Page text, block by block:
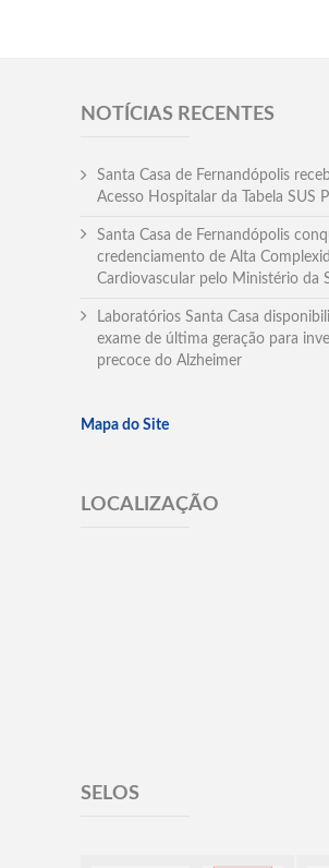
NOTÍCIAS RECENTES
Santa Casa de Fernandópolis
Acesso Hospitalar da Tabela SUS
Santa Casa de Fernandópolis
credenciamento de Alta
Cardiovascular pelo Ministério da
Laboratórios Santa Casa
exame de última geração para
precoce do Alzheimer
Mapa do Site
LOCALIZAÇÃO
SELOS